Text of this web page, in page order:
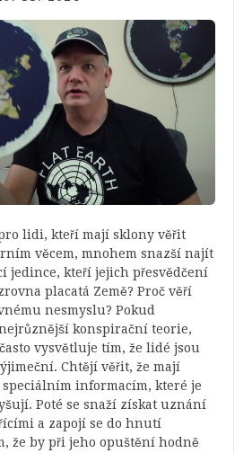
lidi, kteří mají sklony věřit
věcem, mnohem snazší najít
jedince, kteří jejich přesvědčení
placatá Země? Proč věří
nesmyslu? Pokud
konspirační teorie,
vysvětluje tím, že lidé jsou
Chtějí věřit, že mají
informacím, které je
Poté se snaží získat uznání
a zapojí se do hnutí
že by při jeho opuštění hodně